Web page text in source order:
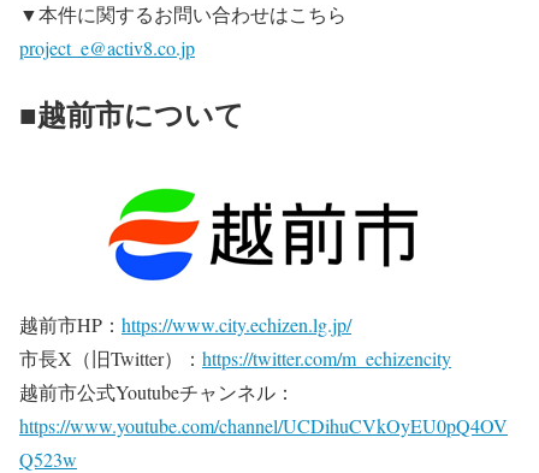
▼本件に関するお問い合わせはこちら
project_e@activ8.co.jp
■越前市について
越前市HP： https://www.city.echizen.lg.jp/
市長X（旧Twitter）： https://twitter.com/m_echizencity
越前市公式Youtubeチャンネル：
https://www.youtube.com/channel/UCDihuCVkOyEU0pQ4OV
Q523w